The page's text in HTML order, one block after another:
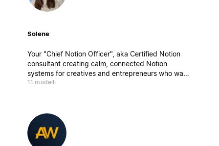
Solene
Your "Chief Notion Officer", aka Certified Notion
consultant creating calm, connected Notion
systems for creatives and entrepreneurs who want
to work better, not harder. My builds blend
11 modelli